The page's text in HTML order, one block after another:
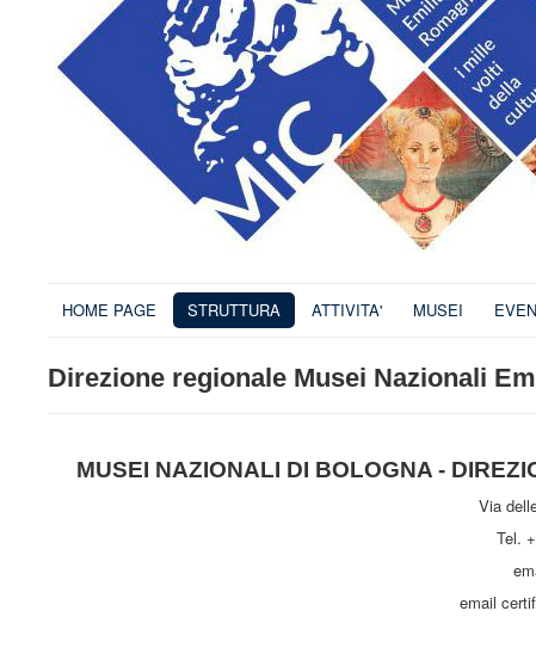
HOME PAGE STRUTTURA ATTIVITA' MUSEI
Direzione regionale Musei Nazionali
MUSEI NAZIONALI DI BOLOGNA -
Via
Tel.
email